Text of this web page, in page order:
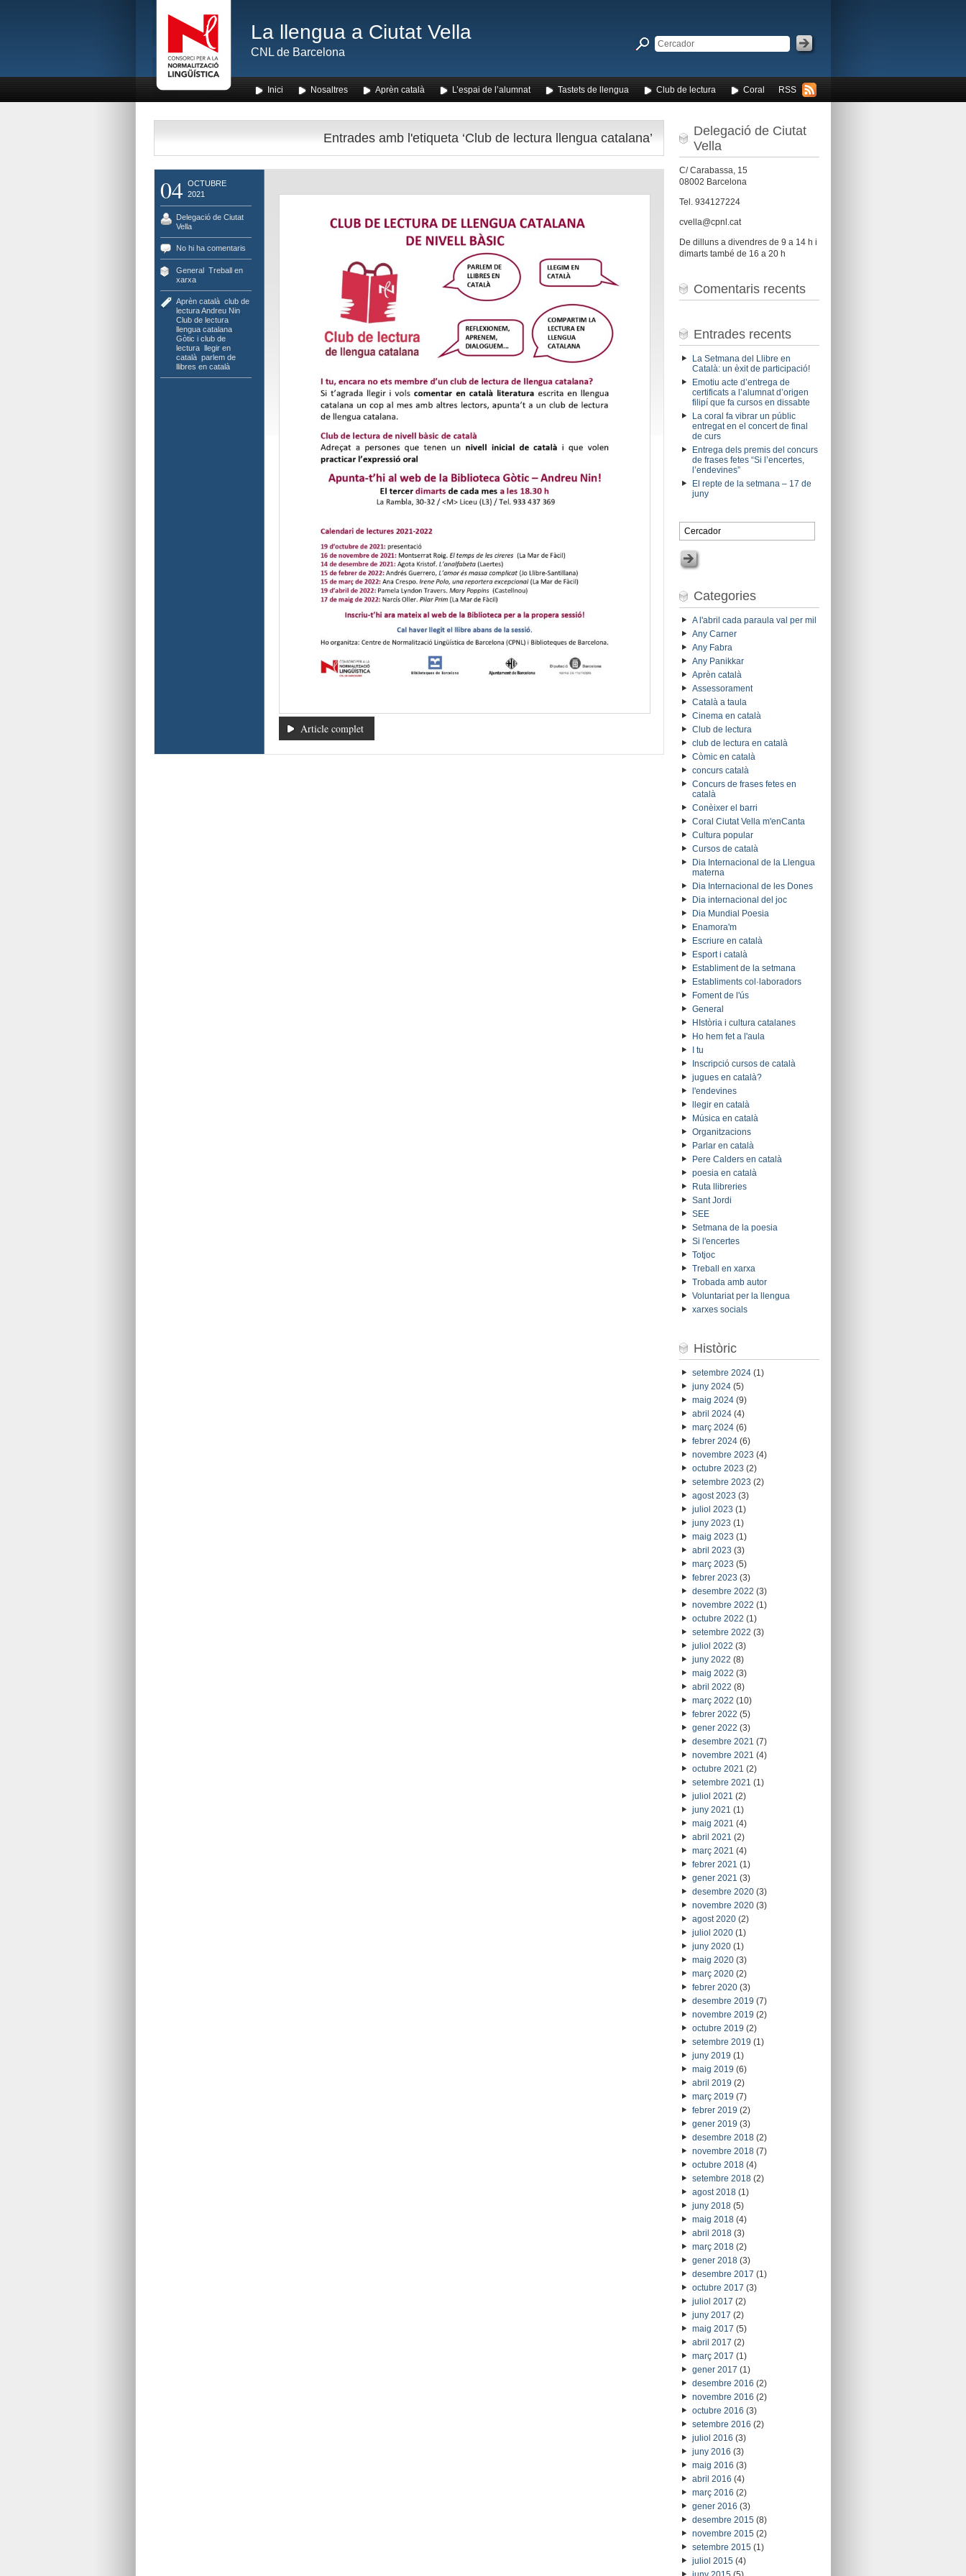
La llengua a Ciutat Vella
CNL de Barcelona
RSS
Inici Nosaltres Aprèn català L’espai de l’alumnat Tastets de llengua Club de lectura Coral
Entrades amb l'etiqueta ‘Club de lectura llengua catalana’
04 OCTUBRE
2021
Delegació de Ciutat
Vella
No hi ha comentaris
General, Treball en
xarxa
Aprèn català, club de
lectura Andreu Nin,
Club de lectura
llengua catalana,
Gòtic i club de
lectura, llegir en
català, parlem de
llibres en català
Article complet
Delegació de Ciutat
Vella
C/ Carabassa, 15
08002 Barcelona
Tel. 934127224
cvella@cpnl.cat
De dilluns a divendres de 9 a 14 h i
dimarts també de 16 a 20 h
Comentaris recents
Entrades recents
La Setmana del Llibre en
Català: un èxit de participació!
Emotiu acte d’entrega de
certificats a l’alumnat d’origen
filipí que fa cursos en dissabte
La coral fa vibrar un públic
entregat en el concert de final
de curs
Entrega dels premis del concurs
de frases fetes “Si l’encertes,
l’endevines”
El repte de la setmana – 17 de
juny
Categories
A l'abril cada paraula val per mil
Any Carner
Any Fabra
Any Panikkar
Aprèn català
Assessorament
Català a taula
Cinema en català
Club de lectura
club de lectura en català
Còmic en català
concurs català
Concurs de frases fetes en
català
Conèixer el barri
Coral Ciutat Vella m'enCanta
Cultura popular
Cursos de català
Dia Internacional de la Llengua
materna
Dia Internacional de les Dones
Dia internacional del joc
Dia Mundial Poesia
Enamora'm
Escriure en català
Esport i català
Establiment de la setmana
Establiments col·laboradors
Foment de l'ús
General
HIstòria i cultura catalanes
Ho hem fet a l'aula
I tu
Inscripció cursos de català
jugues en català?
l'endevines
llegir en català
Música en català
Organitzacions
Parlar en català
Pere Calders en català
poesia en català
Ruta llibreries
Sant Jordi
SEE
Setmana de la poesia
Si l'encertes
Totjoc
Treball en xarxa
Trobada amb autor
Voluntariat per la llengua
xarxes socials
Històric
setembre 2024(1)
juny 2024(5)
maig 2024(9)
abril 2024(4)
març 2024(6)
febrer 2024(6)
novembre 2023 (4)
octubre 2023 (2)
setembre 2023 (2)
agost 2023 (3)
juliol 2023 (1)
juny 2023 (1)
maig 2023 (1)
abril 2023 (3)
març 2023 (5)
febrer 2023 (3)
desembre 2022 (3)
novembre 2022 (1)
octubre 2022 (1)
setembre 2022 (3)
juliol 2022 (3)
juny 2022 (8)
maig 2022 (3)
abril 2022 (8)
març 2022 (10)
febrer 2022 (5)
gener 2022 (3)
desembre 2021 (7)
novembre 2021 (4)
octubre 2021 (2)
setembre 2021 (1)
juliol 2021 (2)
juny 2021 (1)
maig 2021 (4)
abril 2021 (2)
març 2021 (4)
febrer 2021 (1)
gener 2021 (3)
desembre 2020(3)
novembre 2020(3)
agost 2020(2)
juliol 2020(1)
juny 2020(1)
maig 2020(3)
març 2020(2)
febrer 2020(3)
desembre 2019 (7)
novembre 2019 (2)
octubre 2019 (2)
setembre 2019 (1)
juny 2019 (1)
maig 2019 (6)
abril 2019 (2)
març 2019 (7)
febrer 2019 (2)
gener 2019 (3)
desembre 2018(2)
novembre 2018(7)
octubre 2018(4)
setembre 2018(2)
agost 2018(1)
juny 2018(5)
maig 2018(4)
abril 2018(3)
març 2018(2)
gener 2018(3)
desembre 2017 (1)
octubre 2017 (3)
juliol 2017 (2)
juny 2017 (2)
maig 2017 (5)
abril 2017 (2)
març 2017 (1)
gener 2017 (1)
desembre 2016 (2)
novembre 2016 (2)
octubre 2016 (3)
setembre 2016 (2)
juliol 2016 (3)
juny 2016 (3)
maig 2016 (3)
abril 2016 (4)
març 2016 (2)
gener 2016 (3)
desembre 2015(8)
novembre 2015(2)
setembre 2015(1)
juliol 2015(4)